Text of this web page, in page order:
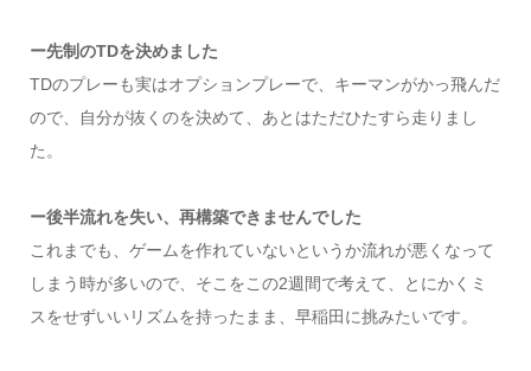
ー先制のTDを決めました
TDのプレーも実はオプションプレーで、キーマンがかっ飛んだ
ので、自分が抜くのを決めて、あとはただひたすら走りまし
た。
ー後半流れを失い、再構築できませんでした
これまでも、ゲームを作れていないというか流れが悪くなって
しまう時が多いので、そこをこの2週間で考えて、とにかくミ
スをせずいいリズムを持ったまま、早稲田に挑みたいです。